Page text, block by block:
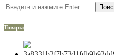
Товары